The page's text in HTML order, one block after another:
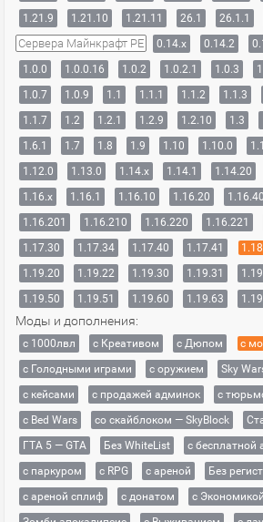
1.21.9
1.21.10 1.21.11 26.1 26.1.1
Сервера Майнкрафт PE 0.14.x 0.14.2
1.0.0
1.0.0.16 1.0.2 1.0.2.1 1.0.3
1.0.7
1.0.9 1.1 1.1.1 1.1.2 1.1.3
1.1.7
1.2 1.2.1 1.2.9 1.2.10 1.3
1.6.1
1.7 1.8 1.9 1.10 1.10.0
1.12.0
1.13.0 1.14.x 1.14.1 1.14.20
1.16.x
1.16.1 1.16.10 1.16.20 1.16.40
1.16.201
1.16.210 1.16.220 1.16.221
1.17.30
1.17.34 1.17.40 1.17.41 1.18
1.19.20
1.19.22 1.19.30 1.19.31
1.19.50
1.19.51 1.19.60 1.19.63
Моды и дополнения:
с 1000лвл c Креативом с Дюпом с
с Голодными играми
с оружием Sky
с кейсами
с продажей админок с
с Bed Wars
со скайблоком — SkyBlock
ГТА 5 — GTA
Без WhiteList
с бесплатной
с паркуром
с RPG с ареной
Без
с ареной сплиф
с донатом с Экономикой